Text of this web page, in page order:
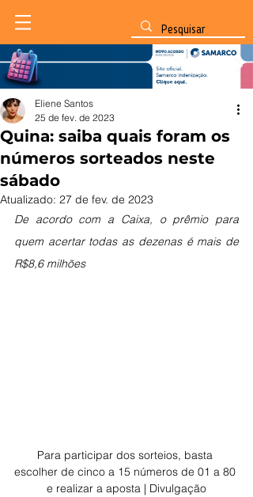
Quina: saiba quais foram os
números sorteados neste
sábado
Eliene Santos
25 de fev. de 2023
Atualizado: 27 de fev. de 2023
De acordo com a Caixa, o prêmio para
quem acertar todas as dezenas é mais de
R$8,6 milhões
Para participar dos sorteios, basta
escolher de cinco a 15 números de 01 a 80
e realizar a aposta | Divulgação